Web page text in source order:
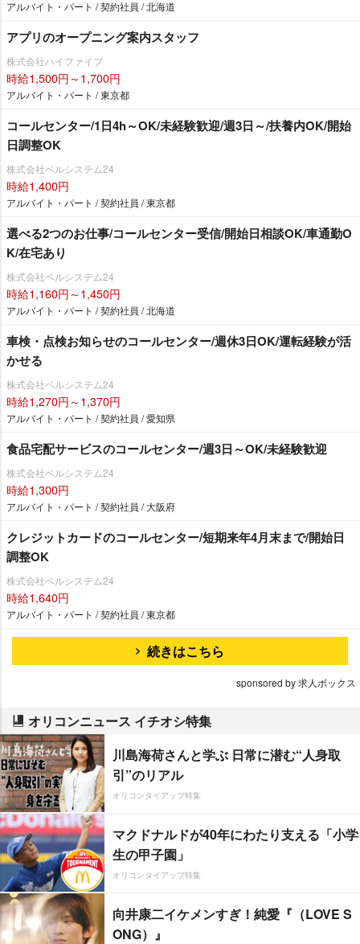
アルバイト・パート / 契約社員 / 北海道
アプリのオープニング案内スタッフ
株式会社ハイファイブ
時給1,500円～1,700円
アルバイト・パート / 東京都
コールセンター/1日4h～OK/未経験歓迎/週3日～/扶養内OK/開始
日調整OK
株式会社ベルシステム24
時給1,400円
アルバイト・パート / 契約社員 / 東京都
選べる2つのお仕事/コールセンター受信/開始日相談OK/車通勤O
K/在宅あり
株式会社ベルシステム24
時給1,160円～1,450円
アルバイト・パート / 契約社員 / 北海道
車検・点検お知らせのコールセンター/週休3日OK/運転経験が活
かせる
株式会社ベルシステム24
時給1,270円～1,370円
アルバイト・パート / 契約社員 / 愛知県
食品宅配サービスのコールセンター/週3日～OK/未経験歓迎
株式会社ベルシステム24
時給1,300円
アルバイト・パート / 契約社員 / 大阪府
クレジットカードのコールセンター/短期来年4月末まで/開始日
調整OK
株式会社ベルシステム24
時給1,640円
アルバイト・パート / 契約社員 / 東京都
続きはこちら
sponsored by 求人ボックス
オリコンニュース イチオシ特集
川島海荷さんと学ぶ 日常に潜む“人身取
引”のリアル
オリコンタイアップ特集
マクドナルドが40年にわたり支える「小学
生の甲子園」
オリコンタイアップ特集
向井康二イケメンすぎ！純愛『（LOVE S
ONG）』